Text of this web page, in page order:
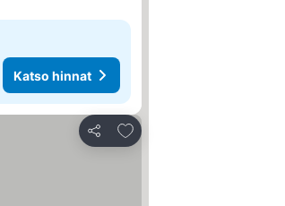
Katso hinnat
Jaa
Lisää suosikkeihin